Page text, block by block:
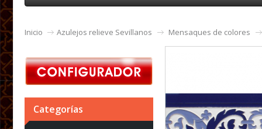
Inicio Azulejos relieve Sevillanos Mensaques de colores
Categorías